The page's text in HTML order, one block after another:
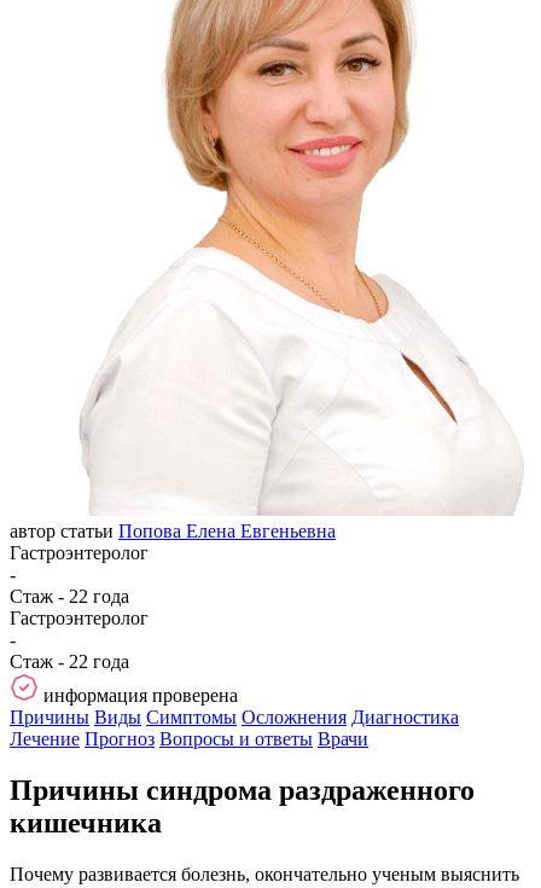
автор статьи Попова Елена Евгеньевна
Гастроэнтеролог
-
Стаж - 22 года
Гастроэнтеролог
-
Стаж - 22 года
информация проверена
Причины Виды Симптомы Осложнения Диагностика
Лечение Прогноз Вопросы и ответы Врачи
Причины синдрома раздраженного
кишечника
Почему развивается болезнь, окончательно ученым выяснить